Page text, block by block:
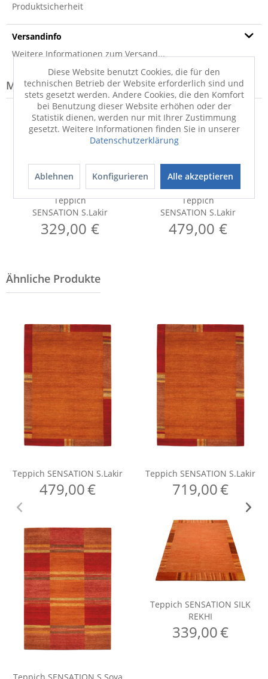
Produktsicherheit
Versandinfo
Weitere Informationen zum Versand...
Modell-Familie: SENSATION
Teppich
SENSATION S.Lakir
329,00 €
Teppich
SENSATION S.Lakir
479,00 €
Diese Website benutzt Cookies, die für den
technischen Betrieb der Website erforderlich sind und
stets gesetzt werden. Andere Cookies, die den Komfort
bei Benutzung dieser Website erhöhen oder der
Statistik dienen, werden nur mit Ihrer Zustimmung
gesetzt. Weitere Informationen finden Sie in unserer
Datenschutzerklärung
Ablehnen Konfigurieren Alle akzeptieren